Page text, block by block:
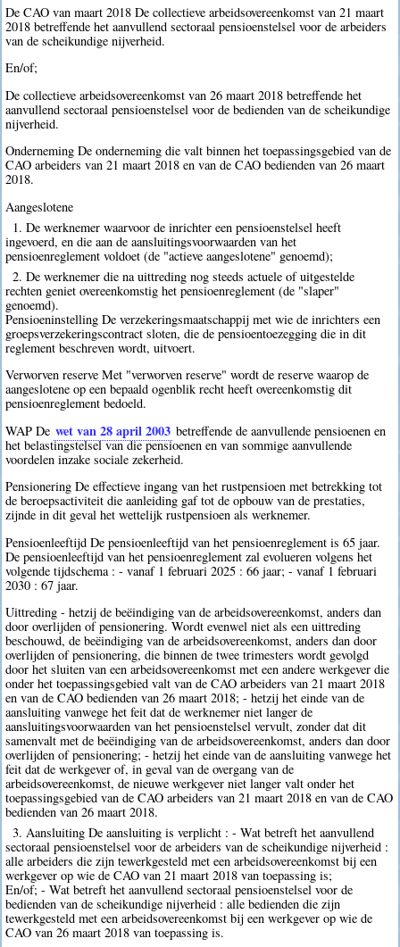
De CAO van maart 2018 De collectieve arbeidsovereenkomst van 21 maart
2018 betreffende het aanvullend sectoraal pensioenstelsel voor de arbeiders
van de scheikundige nijverheid.
En/of;
De collectieve arbeidsovereenkomst van 26 maart 2018 betreffende het
aanvullend sectoraal pensioenstelsel voor de bedienden van de scheikundige
nijverheid.
Onderneming De onderneming die valt binnen het toepassingsgebied van de
CAO arbeiders van 21 maart 2018 en van de CAO bedienden van 26 maart
2018.
Aangeslotene
1. De werknemer waarvoor de inrichter een pensioenstelsel heeft
ingevoerd, en die aan de aansluitingsvoorwaarden van het
pensioenreglement voldoet (de "actieve aangeslotene" genoemd);
2. De werknemer die na uittreding nog steeds actuele of uitgestelde
rechten geniet overeenkomstig het pensioenreglement (de "slaper"
genoemd).
Pensioeninstelling De verzekeringsmaatschappij met wie de inrichters een
groepsverzekeringscontract sloten, die de pensioentoezegging die in dit
reglement beschreven wordt, uitvoert.
Verworven reserve Met "verworven reserve" wordt de reserve waarop de
aangeslotene op een bepaald ogenblik recht heeft overeenkomstig dit
pensioenreglement bedoeld.
WAP De wet van 28 april 2003 betreffende de aanvullende pensioenen en
het belastingstelsel van die pensioenen en van sommige aanvullende
voordelen inzake sociale zekerheid.
Pensionering De effectieve ingang van het rustpensioen met betrekking tot
de beroepsactiviteit die aanleiding gaf tot de opbouw van de prestaties,
zijnde in dit geval het wettelijk rustpensioen als werknemer.
Pensioenleeftijd De pensioenleeftijd van het pensioenreglement is 65 jaar.
De pensioenleeftijd van het pensioenreglement zal evolueren volgens het
volgende tijdschema : - vanaf 1 februari 2025 : 66 jaar; - vanaf 1 februari
2030 : 67 jaar.
Uittreding - hetzij de beëindiging van de arbeidsovereenkomst, anders dan
door overlijden of pensionering. Wordt evenwel niet als een uittreding
beschouwd, de beëindiging van de arbeidsovereenkomst, anders dan door
overlijden of pensionering, die binnen de twee trimesters wordt gevolgd
door het sluiten van een arbeidsovereenkomst met een andere werkgever die
onder het toepassingsgebied valt van de CAO arbeiders van 21 maart 2018
en van de CAO bedienden van 26 maart 2018; - hetzij het einde van de
aansluiting vanwege het feit dat de werknemer niet langer de
aansluitingsvoorwaarden van het pensioenstelsel vervult, zonder dat dit
samenvalt met de beëindiging van de arbeidsovereenkomst, anders dan door
overlijden of pensionering; - hetzij het einde van de aansluiting vanwege het
feit dat de werkgever of, in geval van de overgang van de
arbeidsovereenkomst, de nieuwe werkgever niet langer valt onder het
toepassingsgebied van de CAO arbeiders van 21 maart 2018 en van de CAO
bedienden van 26 maart 2018.
3. Aansluiting De aansluiting is verplicht : - Wat betreft het aanvullend
sectoraal pensioenstelsel voor de arbeiders van de scheikundige nijverheid :
alle arbeiders die zijn tewerkgesteld met een arbeidsovereenkomst bij een
werkgever op wie de CAO van 21 maart 2018 van toepassing is;
En/of; - Wat betreft het aanvullend sectoraal pensioenstelsel voor de
bedienden van de scheikundige nijverheid : alle bedienden die zijn
tewerkgesteld met een arbeidsovereenkomst bij een werkgever op wie de
CAO van 26 maart 2018 van toepassing is.